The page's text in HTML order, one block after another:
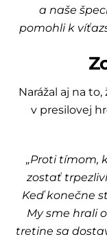
a naše
pomohli k
Narážal aj na
v presilovej
„Proti tímom,
zostať
Keď konečne
My sme hrali
tretine sa